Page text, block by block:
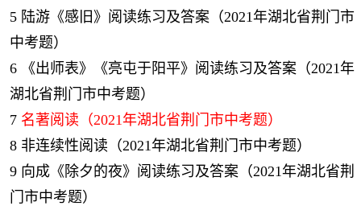
5 陆游《感旧》阅读练习及答案（2021年湖北省荆门市
中考题）
6
《出师表》《亮屯于阳平》阅读练习及答案（2021年
湖北省荆门市中考题）
7 名著阅读（2021年湖北省荆门市中考题）
8 非连续性阅读（2021年湖北省荆门市中考题）
9 向成《除夕的夜》阅读练习及答案（2021年湖北省荆
门市中考题）